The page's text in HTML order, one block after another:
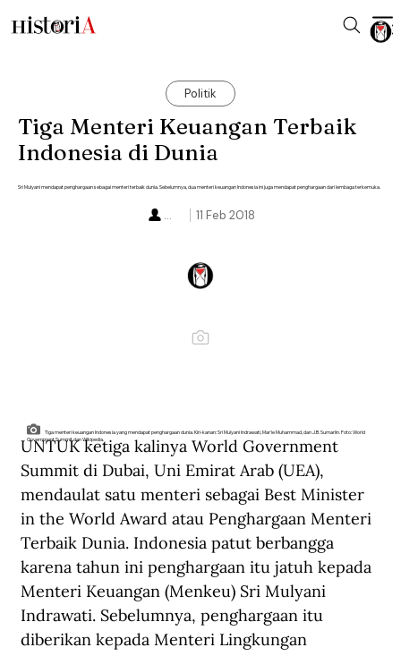
Politik
Tiga Menteri Keuangan Terbaik
Indonesia di Dunia
Sri Mulyani mendapat penghargaan sebagai menteri terbaik dunia. Sebelumnya, dua menteri keuangan Indonesia ini juga mendapat penghargaan dari lembaga terkemuka.
11 Feb 2018
...
Tiga menteri keuangan Indonesia yang mendapat penghargaan dunia. Kiri-kanan: Sri Mulyani Indrawati, Mar'ie Muhammad, dan J.B. Sumarlin. Foto: World
Government Summit dan Wikipedia.
UNTUK ketiga kalinya World Government
Summit di Dubai, Uni Emirat Arab (UEA),
mendaulat satu menteri sebagai Best Minister
in the World Award atau Penghargaan Menteri
Terbaik Dunia. Indonesia patut berbangga
karena tahun ini penghargaan itu jatuh kepada
Menteri Keuangan (Menkeu) Sri Mulyani
Indrawati. Sebelumnya, penghargaan itu
diberikan kepada Menteri Lingkungan